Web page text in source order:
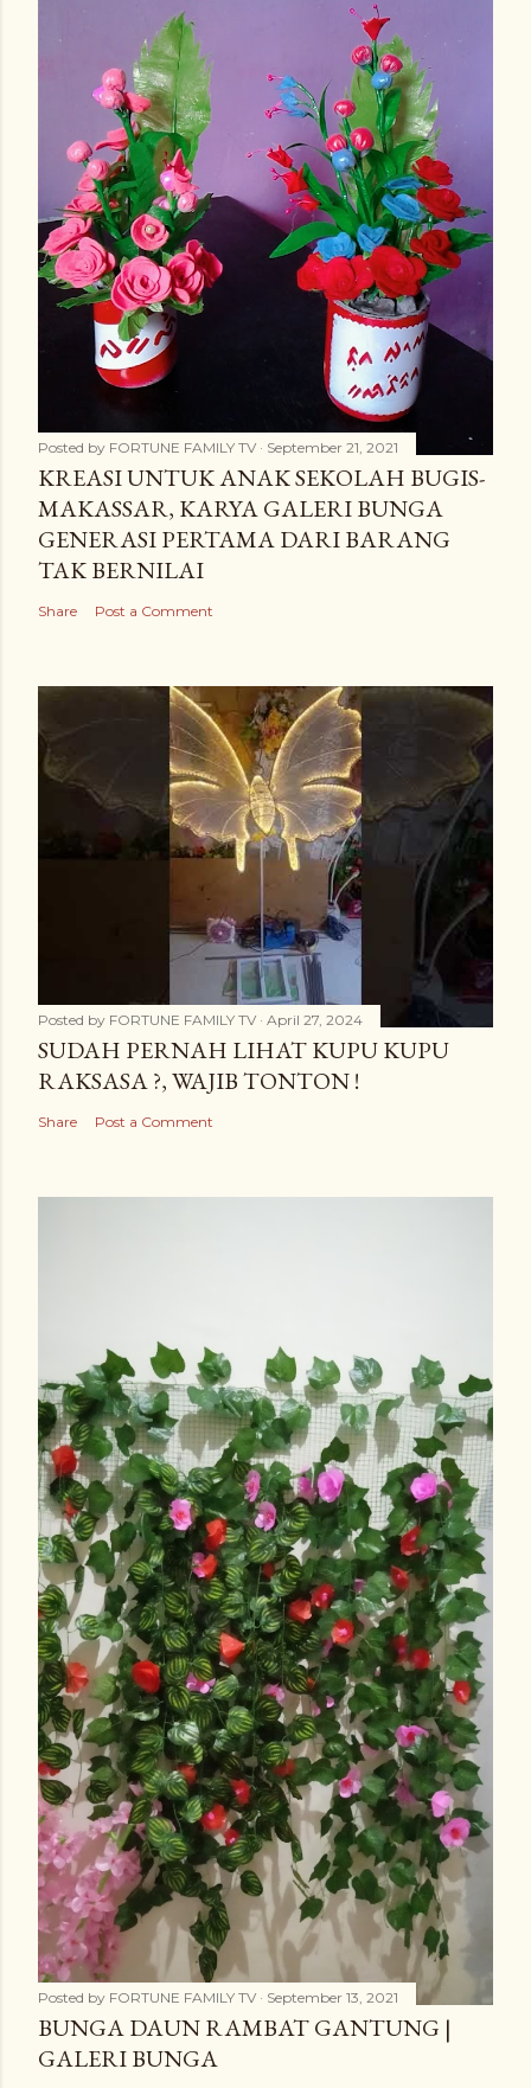
Posted by FORTUNE FAMILY TV September 21, 2021
KREASI UNTUK ANAK SEKOLAH BUGIS-
MAKASSAR, KARYA GALERI BUNGA
GENERASI PERTAMA DARI BARANG
TAK BERNILAI
Share Post a Comment
Posted by FORTUNE FAMILY TV April 27, 2024
SUDAH PERNAH LIHAT KUPU KUPU
RAKSASA ?, WAJIB TONTON !
Share Post a Comment
Posted by FORTUNE FAMILY TV September 13, 2021
BUNGA DAUN RAMBAT GANTUNG |
GALERI BUNGA